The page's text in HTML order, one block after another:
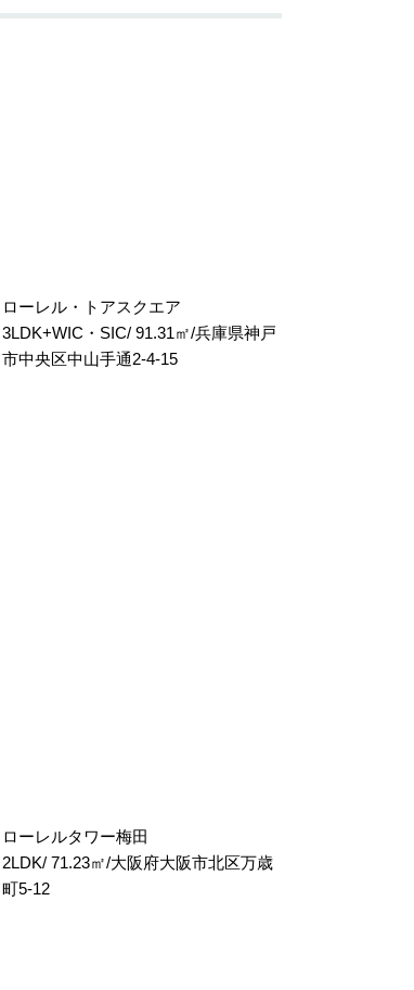
ローレル・トアスクエア
3LDK+WIC・SIC/ 91.31㎡/兵庫県神戸
市中央区中山手通2-4-15
ローレルタワー梅田
2LDK/ 71.23㎡/大阪府大阪市北区万歳
町5-12